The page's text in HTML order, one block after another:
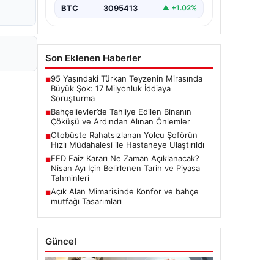
BTC 3095413 ▲ +1.02%
Son Eklenen Haberler
■95 Yaşındaki Türkan Teyzenin Mirasında
Büyük Şok: 17 Milyonluk İddiaya
Soruşturma
■Bahçelievler’de Tahliye Edilen Binanın
Çöküşü ve Ardından Alınan Önlemler
■Otobüste Rahatsızlanan Yolcu Şoförün
Hızlı Müdahalesi ile Hastaneye Ulaştırıldı
■FED Faiz Kararı Ne Zaman Açıklanacak?
Nisan Ayı İçin Belirlenen Tarih ve Piyasa
Tahminleri
■Açık Alan Mimarisinde Konfor ve bahçe
mutfağı Tasarımları
Güncel